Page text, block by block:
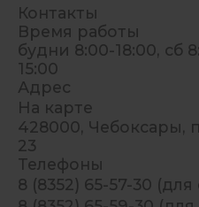
Контакты
Время работы
будни 8:00-18:00, сб
15:00
Адрес
На карте
428000, Чебоксары,
23
Телефоны
8 (8352) 65-57-30